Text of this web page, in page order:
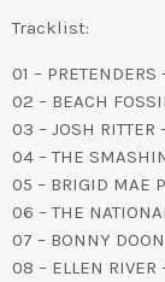
Tracklist:
01 –
02 – BEACH
03 – JOSH RITTER
04 – THE
05 – BRIGID MAE
06 – THE
07 – BONNY
08 – ELLEN RIVER